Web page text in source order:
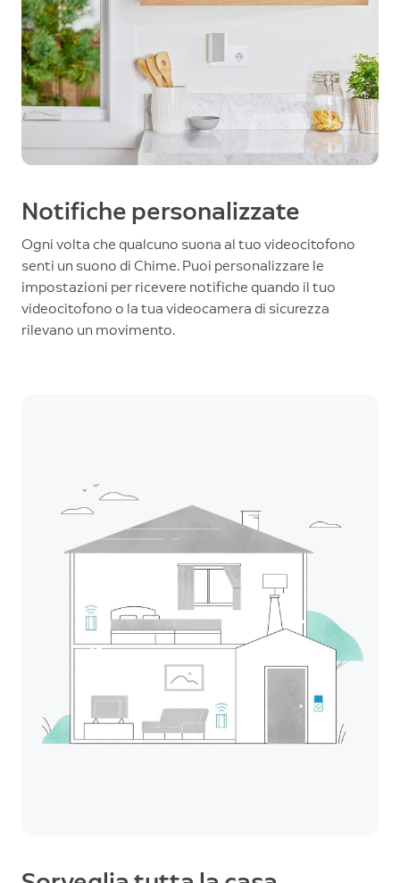
Notifiche personalizzate
Ogni volta che qualcuno suona al tuo videocitofono
senti un suono di Chime. Puoi personalizzare le
impostazioni per ricevere notifiche quando il tuo
videocitofono o la tua videocamera di sicurezza
rilevano un movimento.